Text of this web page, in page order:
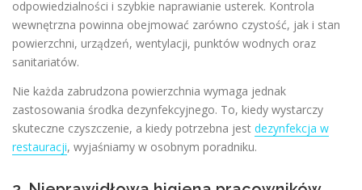
odpowiedzialności i szybkie naprawianie usterek. Kontrola
wewnętrzna powinna obejmować zarówno czystość, jak i stan
powierzchni, urządzeń, wentylacji, punktów wodnych oraz
sanitariatów.
Nie każda zabrudzona powierzchnia wymaga jednak
zastosowania środka dezynfekcyjnego. To, kiedy wystarczy
skuteczne czyszczenie, a kiedy potrzebna jest dezynfekcja w
restauracji, wyjaśniamy w osobnym poradniku.